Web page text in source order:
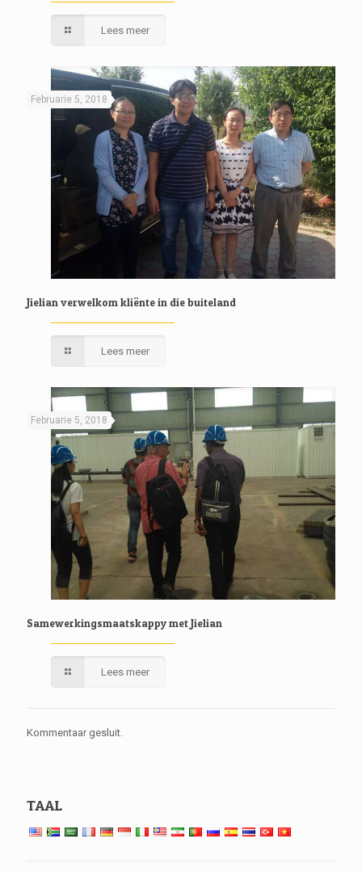
Lees meer
Februarie 5, 2018
Jielian verwelkom kliënte in die buiteland
Lees meer
Februarie 5, 2018
Samewerkingsmaatskappy met Jielian
Lees meer
Kommentaar gesluit.
TAAL